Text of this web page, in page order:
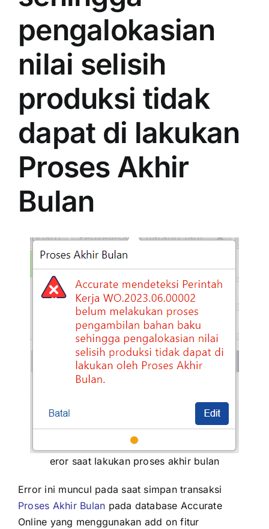
pengalokasian
nilai selisih
produksi tidak
dapat di lakukan
Proses Akhir
Bulan
eror saat lakukan proses akhir bulan
Error ini muncul pada saat simpan transaksi
Proses Akhir Bulan pada database Accurate
Online yang menggunakan add on fitur